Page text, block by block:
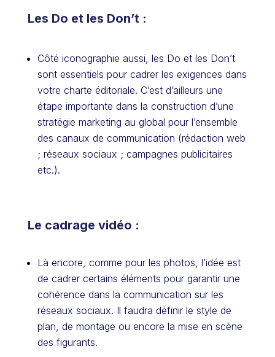
Les Do et les Don’t :
Côté iconographie aussi, les Do et les Don’t
sont essentiels pour cadrer les exigences dans
votre charte éditoriale. C’est d’ailleurs une
étape importante dans la construction d’une
stratégie marketing au global pour l’ensemble
des canaux de communication (rédaction web
; réseaux sociaux ; campagnes publicitaires
etc.).
Le cadrage vidéo :
Là encore, comme pour les photos, l’idée est
de cadrer certains éléments pour garantir une
cohérence dans la communication sur les
réseaux sociaux. Il faudra définir le style de
plan, de montage ou encore la mise en scène
des figurants.